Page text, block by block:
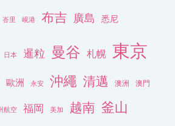
峇里 峴港 布吉 廣島 悉尼
日本 暹粒 曼谷 札幌 東京
歐洲 永安 沖繩 清邁 澳洲 澳門
航空 福岡 美加 越南 釜山